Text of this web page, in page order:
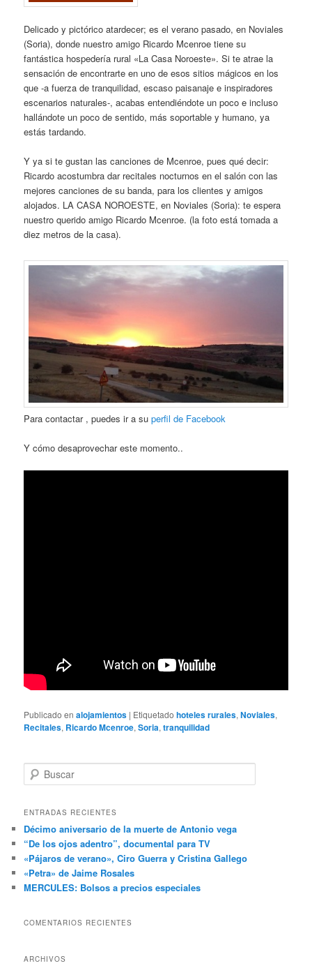
Delicado y pictórico atardecer; es el verano pasado, en Noviales
(Soria), donde nuestro amigo Ricardo Mcenroe tiene su
fantástica hospedería rural «La Casa Noroeste». Si te atrae la
sensación de encontrarte en uno de esos sitios mágicos en los
que -a fuerza de tranquilidad, escaso paisanaje e inspiradores
escenarios naturales-, acabas entendiéndote un poco e incluso
hallándote un poco de sentido, más soportable y humano, ya
estás tardando.
Y ya si te gustan las canciones de Mcenroe, pues qué decir:
Ricardo acostumbra dar recitales nocturnos en el salón con las
mejores canciones de su banda, para los clientes y amigos
alojados. LA CASA NOROESTE, en Noviales (Soria): te espera
nuestro querido amigo Ricardo Mcenroe. (la foto está tomada a
diez metros de la casa).
Para contactar , puedes ir a superfil de Facebook
Y cómo desaprovechar este momento..
Publicado en alojamientos | Etiquetado hoteles rurales,Noviales,
Recitales, Ricardo Mcenroe,Soria,tranquilidad
u
c
r
ENTRADAS RECIENTES
Décimo aniversario de la muerte de Antonio vega
“De los ojos adentro”, documental para TV
«Pájaros de verano», Ciro Guerra y Cristina Gallego
«Petra» de Jaime Rosales
MERCULES: Bolsos a precios especiales
COMENTARIOS RECIENTES
ARCHIVOS